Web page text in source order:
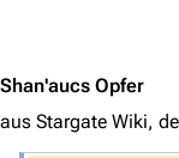
Shan'aucs Opfer
aus Stargate Wiki,